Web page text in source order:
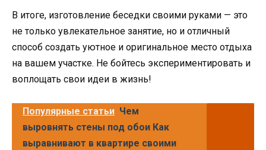
В итоге, изготовление беседки своими руками — это
не только увлекательное занятие, но и отличный
способ создать уютное и оригинальное место отдыха
на вашем участке. Не бойтесь экспериментировать и
воплощать свои идеи в жизнь!
Популярные статьи Чем
выровнять стены под обои Как
выравнивают в квартире своими